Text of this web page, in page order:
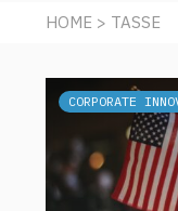
HOME > TASSE